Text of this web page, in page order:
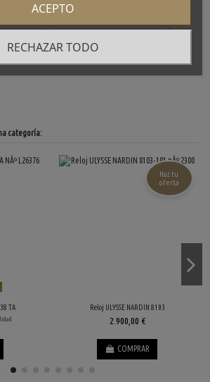
del calibre 3035 con una reserva de marchas de 42h. Caja
Correa en acero y oro y cierre de broche plegable
categoría:
TA Reloj ULYSSE NARDIN 8103
2.900,00 €
COMPRAR
Haz tu
oferta
RECHAZAR TODO
ACEPTO